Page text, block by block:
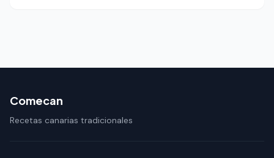
Comecan
Recetas canarias tradicionales